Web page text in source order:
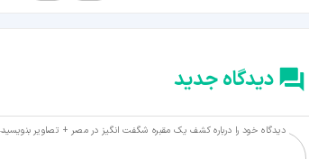
دیدگاه جدید
دیدگاه خود را درباره کشف یک مقبره شگفت‌ انگیز در مصر + تصاویر بنویسید